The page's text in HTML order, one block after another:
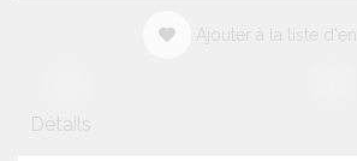
Ajouter à la liste
Détails